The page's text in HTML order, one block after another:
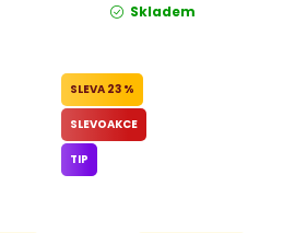
Skladem
23 %
SLEVOAKCE
TIP